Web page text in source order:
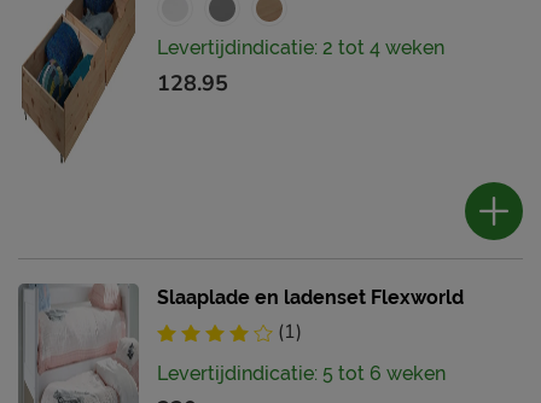
Levertijdindicatie: 2 tot 4 weken
128.95
Slaaplade en ladenset Flexworld
(1)
Levertijdindicatie: 5 tot 6 weken